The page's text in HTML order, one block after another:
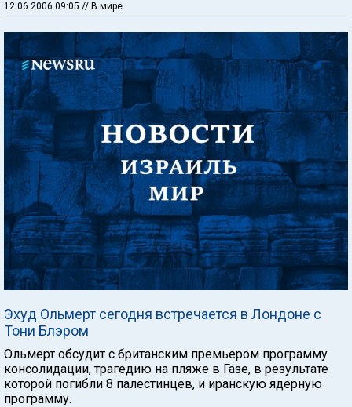
12.06.2006 09:05 // В мире
Эхуд Ольмерт сегодня встречается в Лондоне с
Тони Блэром
Ольмерт обсудит с британским премьером программу
консолидации, трагедию на пляже в Газе, в результате
которой погибли 8 палестинцев, и иранскую ядерную
программу.